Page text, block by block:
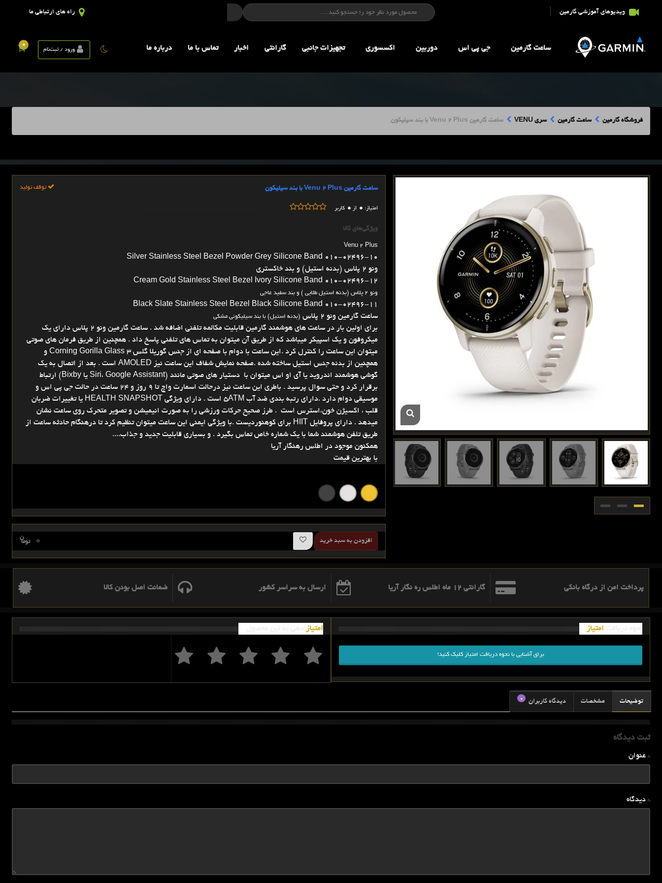
ویدیوهای آموزشی گارمین راه های ارتباطی ما
ورود / ثبت‌نام
0 ساعت گارمین جی پی اس دوربین اکسسوری تجهيزات جانبي گارانتی اخبار تماس با ما درباره ما
فروشگاه گارمین ساعت گارمین سری VENU ساعت گارمین Venu 2 Plus با بند سیلیکون
ساعت گارمین Venu 2 Plus با بند سیلیکون توقف تولید
امتیاز: 0 از 0 کاربر
ویژگی‌های کالا
Venu 2 Plus
Silver Stainless Steel Bezel Powder Grey Silicone Band 010-02496-10
ونو 2 پلاس (بدنه استیل) و بند خاکستری
Cream Gold Stainless Steel Bezel Ivory Silicone Band 010-02496-12
ونو 2 پلاس (بدنه استیل طلایی ) و بند سفید عاجی
Black Slate Stainless Steel Bezel Black Silicone Band 010-02496-11
ساعت گارمین ونو 2 پلاس
(بدنه استیل)با بند سیلیکونی مشکی
برای اولین بار در ساعت های هوشمند گارمین قابلیت مکالمه تلفنی اضافه شد . ساعت گارمین ونو 2 پلاس دارای یک
میکروفون و یک اسپیکر میباشد که از طریق آن میتوان به تماس های تلفنی پاسخ داد . همچنین از طریق فرمان های صوتی
میتوان این ساعت را کنترل کرد .این ساعت با دوام با صفحه ای از جنس گوریلا گلس Corning Gorilla Glass 3 و
همچنین از بدنه جنس استیل ساخته شده .صفحه نمایش شفاف این ساعت نیز AMOLED است . بعد از اتصال به یک
گوشی هوشمند اندروید یا آی او اس میتوان با دستیار های صوتی مانند (Siri، Google Assistant یا Bixby) ارتباط
برقرار کرد و حتی سوال پرسید . باطری این ساعت نیز درحالت اسمارت واچ تا 9 روز و 24 ساعت در حالت جی پی اس و
موسیقی دوام دارد .دارای رتبه بندی ضد آب 5ATM است . دارای ویژگی HEALTH SNAPSHOT یا تغییرات ضربان
قلب ، اکسیژن خون،استرس است . طرز صحیح حرکات ورزشی را به صورت انیمیشن و تصویر متحرک روی ساعت نشان
میدهد . دارای پروفایل HIIT برای کوهنوردیست .با ویژگی ایمنی این ساعت میتوان تنظیم کرد تا درهنگام حادثه ساعت از
طریق تلفن هوشمند شما با یک شماره خاص تماس بگیرد . و بسیاری قابلیت جدید و جذاب....
همکنون موجود در اطلس رهنگار آریا
با بهترین قیمت
افزودن به سبد خرید توما
ن 0
پرداخت امن از درگاه بانکی گارانتی 12 ماه اطلس ره نگار آریا ارسال به سراسر کشور ضمانت اصل بودن کالا
امتیاز
برای آشنایی با نحوه دریافت امتیاز کلیک کنید!
امتیاز
توضیحات مشخصات 0 دیدگاه کاربران
ثبت دیدگاه
* عنوان
* دیدگاه